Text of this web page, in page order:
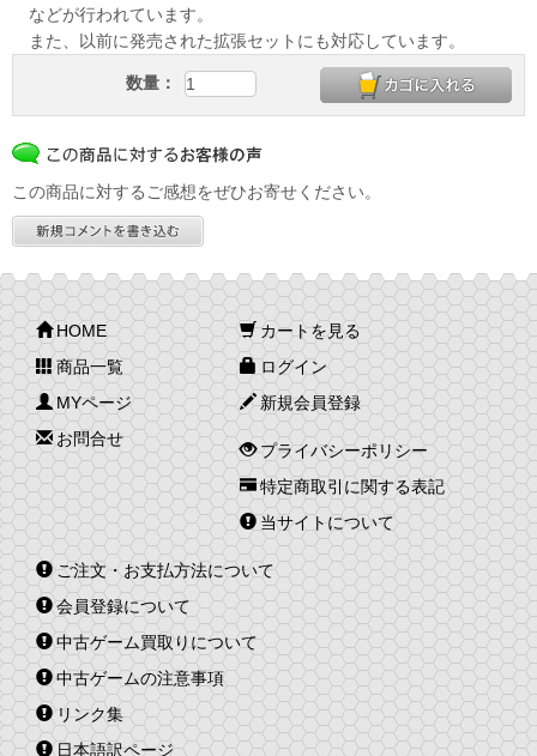
などが行われています。
また、以前に発売された拡張セットにも対応しています。
数量：
この商品に対するご感想をぜひお寄せください。
HOME
商品一覧
MYページ
お問合せ
カートを見る
ログイン
新規会員登録
プライバシーポリシー
特定商取引に関する表記
当サイトについて
ご注文・お支払方法について
会員登録について
中古ゲーム買取りについて
中古ゲームの注意事項
リンク集
日本語訳ページ